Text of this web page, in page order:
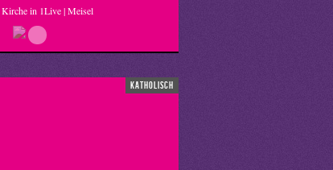
Kirche in 1Live | Meisel
katholisch